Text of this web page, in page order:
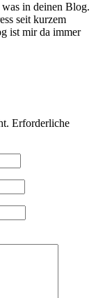
in deinen Blog.
seit kurzem
ist mir da immer
Erforderliche